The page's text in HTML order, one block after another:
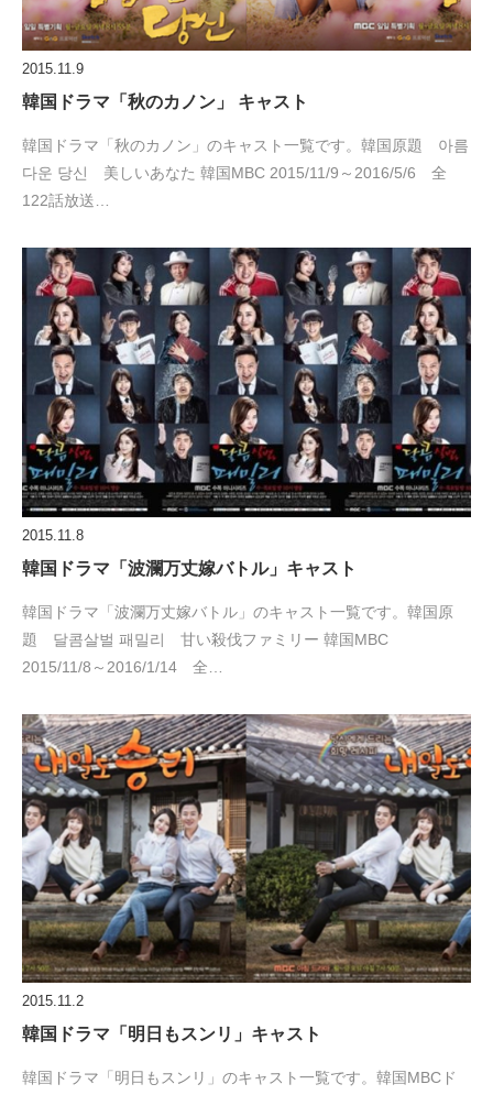
2015.11.9
韓国ドラマ「秋のカノン」 キャスト
韓国ドラマ「秋のカノン」のキャスト一覧です。韓国原題 아름
다운 당신 美しいあなた 韓国MBC 2015/11/9～2016/5/6 全
122話放送…
2015.11.8
韓国ドラマ「波瀾万丈嫁バトル」キャスト
韓国ドラマ「波瀾万丈嫁バトル」のキャスト一覧です。韓国原
題 달콤살벌 패밀리 甘い殺伐ファミリー 韓国MBC
2015/11/8～2016/1/14 全…
2015.11.2
韓国ドラマ「明日もスンリ」キャスト
韓国ドラマ「明日もスンリ」のキャスト一覧です。韓国MBCド